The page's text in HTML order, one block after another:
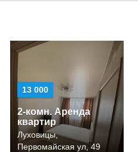
13 000
2-комн. Аренда
квартир
Луховицы,
Первомайская ул, 49